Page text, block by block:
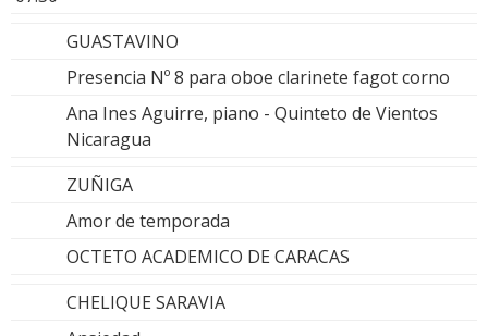
GUASTAVINO
Presencia Nº 8 para oboe clarinete fagot corno
Ana Ines Aguirre, piano - Quinteto de Vientos
Nicaragua
ZUÑIGA
Amor de temporada
OCTETO ACADEMICO DE CARACAS
CHELIQUE SARAVIA